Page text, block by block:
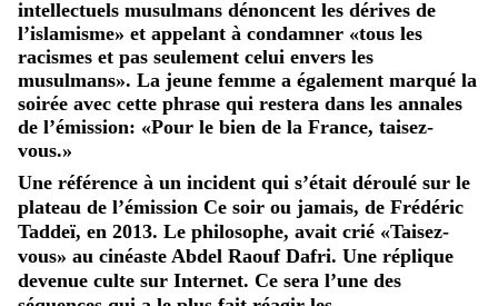
intellectuels musulmans dénoncent les dérives de
l’islamisme» et appelant à condamner «tous les
racismes et pas seulement celui envers les
musulmans». La jeune femme a également marqué la
soirée avec cette phrase qui restera dans les annales
de l’émission: «Pour le bien de la France, taisez-
vous.»
Une référence à un incident qui s’était déroulé sur le
plateau de l’émission Ce soir ou jamais, de Frédéric
Taddeï, en 2013. Le philosophe, avait crié «Taisez-
vous» au cinéaste Abdel Raouf Dafri. Une réplique
devenue culte sur Internet. Ce sera l’une des